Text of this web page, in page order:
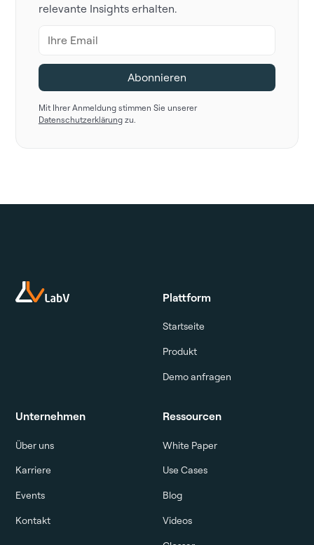
relevante Insights erhalten.
Mit Ihrer Anmeldung stimmen Sie unserer
Datenschutzerklärungzu.
Plattform
Startseite
Produkt
Demo anfragen
Unternehmen
Über uns
Karriere
Events
Kontakt
Ressourcen
White Paper
Use Cases
Blog
Videos